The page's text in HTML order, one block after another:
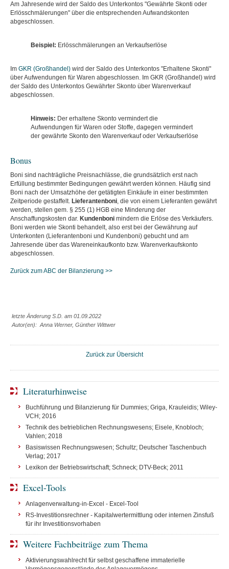
Am Jahresende wird der Saldo des Unterkontos "Gewährte Skonti oder
Erlösschmälerungen" über die entsprechenden Aufwandskonten
abgeschlossen.
Beispiel: Erlösschmälerungen an Verkaufserlöse
Im GKR (Großhandel) wird der Saldo des Unterkontos "Erhaltene Skonti"
über Aufwendungen für Waren abgeschlossen. Im GKR (Großhandel) wird
der Saldo des Unterkontos Gewährter Skonto über Warenverkauf
abgeschlossen.
Hinweis: Der erhaltene Skonto vermindert die
Aufwendungen für Waren oder Stoffe, dagegen vermindert
der gewährte Skonto den Warenverkauf oder Verkaufserlöse
Bonus
Boni sind nachträgliche Preisnachlässe, die grundsätzlich erst nach
Erfüllung bestimmter Bedingungen gewährt werden können. Häufig sind
Boni nach der Umsatzhöhe der getätigten Einkäufe in einer bestimmten
Zeitperiode gestaffelt. Lieferantenboni, die von einem Lieferanten gewährt
werden, stellen gem. § 255 (1) HGB eine Minderung der
Anschaffungskosten dar. Kundenboni mindern die Erlöse des Verkäufers.
Boni werden wie Skonti behandelt, also erst bei der Gewährung auf
Unterkonten (Lieferantenboni und Kundenboni) gebucht und am
Jahresende über das Wareneinkaufkonto bzw. Warenverkaufskonto
abgeschlossen.
Zurück zum ABC der Bilanzierung >>
letzte Änderung S.D. am 01.09.2022
Autor(en): Anna Werner, Günther Wittwer
Zurück zur Übersicht
Literaturhinweise
Buchführung und Bilanzierung für Dummies; Griga, Krauleidis; Wiley-
VCH; 2016
Technik des betrieblichen Rechnungswesens; Eisele, Knobloch;
Vahlen; 2018
Basiswissen Rechnungswesen; Schultz; Deutscher Taschenbuch
Verlag; 2017
Lexikon der Betriebswirtschaft; Schneck; DTV-Beck; 2011
Excel-Tools
Anlagenverwaltung-in-Excel - Excel-Tool
RS-Investitionsrechner - Kapitalwertermittlung oder internen Zinsfuß
für ihr Investitionsvorhaben
Weitere Fachbeiträge zum Thema
Aktivierungswahlrecht für selbst geschaffene immaterielle